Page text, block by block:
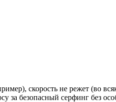
скорость не режет (во
за безопасный серфинг без